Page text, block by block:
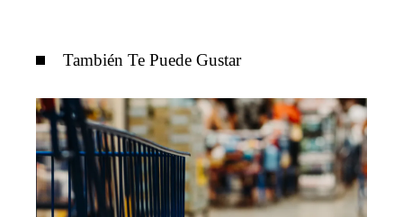
También Te Puede Gustar